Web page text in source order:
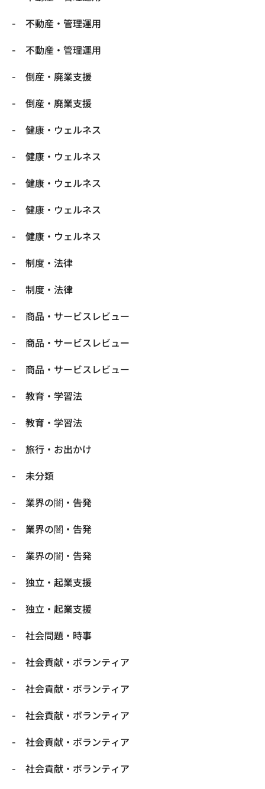
不動産・管理運用
不動産・管理運用
倒産・廃業支援
倒産・廃業支援
健康・ウェルネス
健康・ウェルネス
健康・ウェルネス
健康・ウェルネス
健康・ウェルネス
制度・法律
制度・法律
商品・サービスレビュー
商品・サービスレビュー
商品・サービスレビュー
教育・学習法
教育・学習法
旅行・お出かけ
未分類
業界の闇・告発
業界の闇・告発
業界の闇・告発
独立・起業支援
独立・起業支援
社会問題・時事
社会貢献・ボランティア
社会貢献・ボランティア
社会貢献・ボランティア
社会貢献・ボランティア
社会貢献・ボランティア